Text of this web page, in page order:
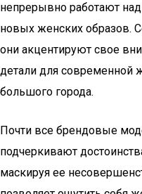
непрерывно работают
новых женских образов.
они акцентируют свое
детали для
большого города.
Почти все брендовые
подчеркивают
маскируя ее